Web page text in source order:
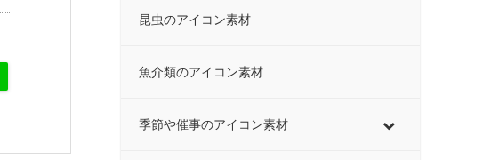
昆虫のアイコン素材
魚介類のアイコン素材
季節や催事のアイコン素材